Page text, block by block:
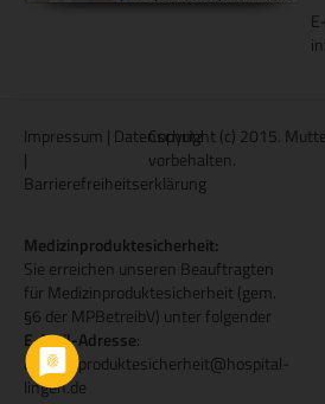
Impressum | Datenschutz
|
Barrierefreiheitserklärung
Medizinproduktesicherheit:
Sie erreichen unseren Beauftragten
für Medizinproduktesicherheit (gem.
§6 der MPBetreibV) unter folgender
E-Mail-Adresse:
medizinproduktesicherheit@hospital-
lingen.de
Copyright (c) 2015.
vorbehalten.